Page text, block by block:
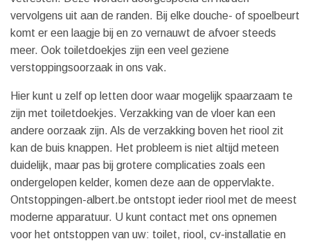
vervolgens uit aan de randen. Bij elke douche- of spoelbeurt
komt er een laagje bij en zo vernauwt de afvoer steeds
meer. Ook toiletdoekjes zijn een veel geziene
verstoppingsoorzaak in ons vak.
Hier kunt u zelf op letten door waar mogelijk spaarzaam te
zijn met toiletdoekjes. Verzakking van de vloer kan een
andere oorzaak zijn. Als de verzakking boven het riool zit
kan de buis knappen. Het probleem is niet altijd meteen
duidelijk, maar pas bij grotere complicaties zoals een
ondergelopen kelder, komen deze aan de oppervlakte.
Ontstoppingen-albert.be ontstopt ieder riool met de meest
moderne apparatuur. U kunt contact met ons opnemen
voor het ontstoppen van uw: toilet, riool, cv-installatie en